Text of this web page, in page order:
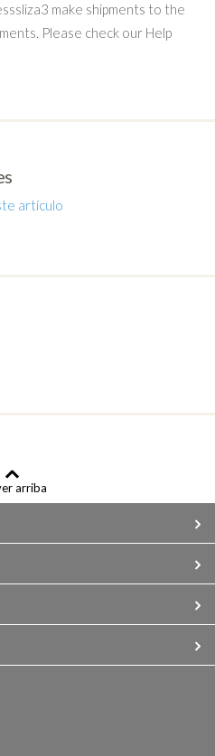
make shipments to the
Please check our Help
artículo
arriba